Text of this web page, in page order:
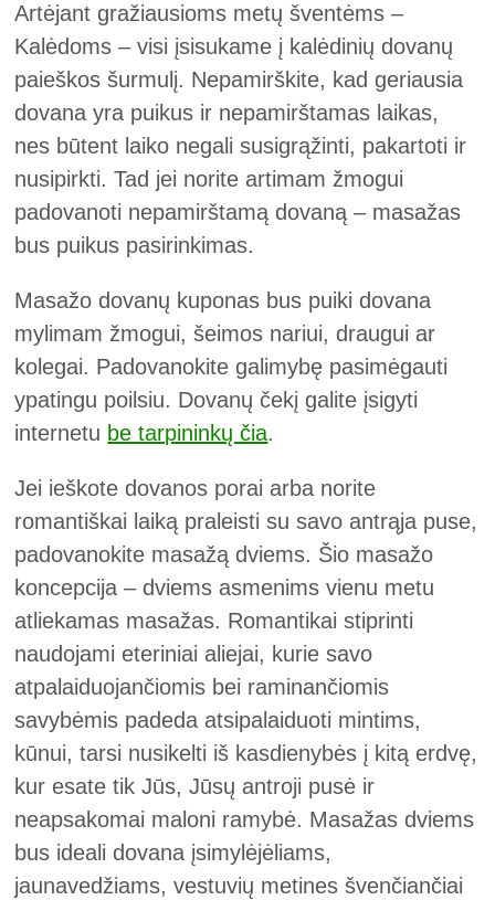
Artėjant gražiausioms metų šventėms –
Kalėdoms – visi įsisukame į kalėdinių dovanų
paieškos šurmulį. Nepamirškite, kad geriausia
dovana yra puikus ir nepamirštamas laikas,
nes būtent laiko negali susigrąžinti, pakartoti ir
nusipirkti. Tad jei norite artimam žmogui
padovanoti nepamirštamą dovaną – masažas
bus puikus pasirinkimas.
Masažo dovanų kuponas bus puiki dovana
mylimam žmogui, šeimos nariui, draugui ar
kolegai. Padovanokite galimybę pasimėgauti
ypatingu poilsiu. Dovanų čekį galite įsigyti
internetu be tarpininkų čia.
Jei ieškote dovanos porai arba norite
romantiškai laiką praleisti su savo antrąja puse,
padovanokite masažą dviems. Šio masažo
koncepcija – dviems asmenims vienu metu
atliekamas masažas. Romantikai stiprinti
naudojami eteriniai aliejai, kurie savo
atpalaiduojančiomis bei raminančiomis
savybėmis padeda atsipalaiduoti mintims,
kūnui, tarsi nusikelti iš kasdienybės į kitą erdvę,
kur esate tik Jūs, Jūsų antroji pusė ir
neapsakomai maloni ramybė. Masažas dviems
bus ideali dovana įsimylėjėliams,
jaunavedžiams, vestuvių metines švenčiančiai